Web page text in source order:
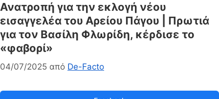
Ανατροπή για την εκλογή νέου
εισαγγελέα του Αρείου Πάγου | Πρωτιά
για τον Βασίλη Φλωρίδη, κέρδισε το
«φαβορί»
04/07/2025 από De-Facto